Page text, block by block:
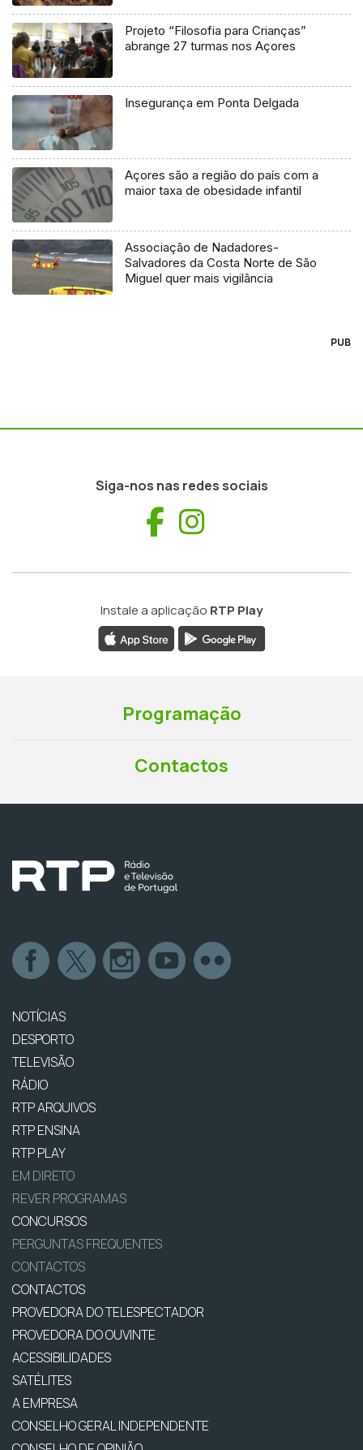
Projeto “Filosofia para Crianças”
abrange 27 turmas nos Açores
Insegurança em Ponta Delgada
Açores são a região do país com a
maior taxa de obesidade infantil
Associação de Nadadores-
Salvadores da Costa Norte de São
Miguel quer mais vigilância
PUB
Siga-nos nas redes sociais
Facebook
Instale a aplicação RTP Play
Programação
Contactos
NOTÍCIAS
DESPORTO
TELEVISÃO
RÁDIO
RTP ARQUIVOS
RTP ENSINA
RTP PLAY
EM DIRETO
REVER PROGRAMAS
CONCURSOS
PERGUNTAS FREQUENTES
CONTACTOS
CONTACTOS
PROVEDORA DO TELESPECTADOR
PROVEDORA DO OUVINTE
ACESSIBILIDADES
SATÉLITES
A EMPRESA
CONSELHO GERAL INDEPENDENTE